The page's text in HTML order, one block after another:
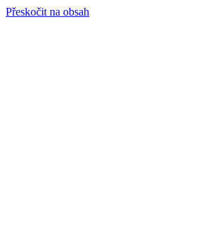
Přeskočit na obsah